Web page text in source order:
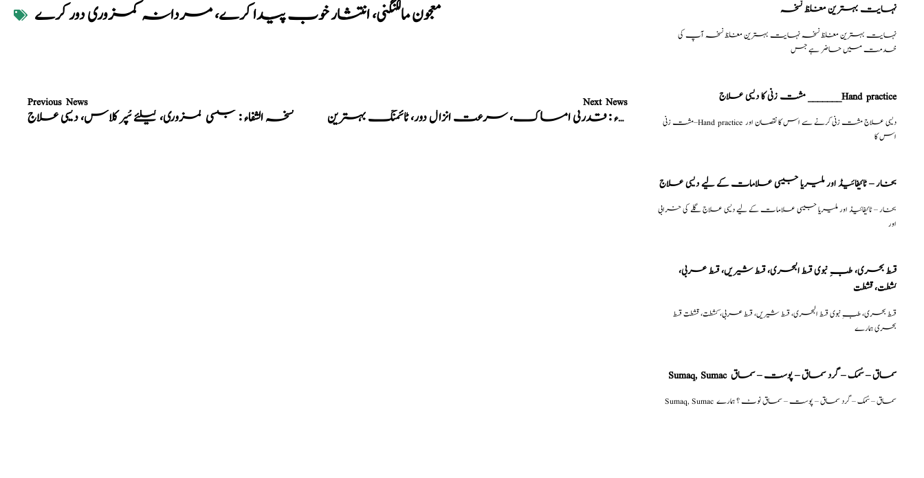
معجون مالکنگنی، انتشار خوب پیدا کرے، مردانہ کمزوری دور کرے
Previous News
نسخہ الشفاء : جنسی کمزوری، کیلئے سُپر کلاس، دیسی علاج
Next News
نسخہ الشفاء : قدرتی امساک، سرعت انزال دور، ٹائمنگ بہترین
نہایت بہترین مغلظ نسخہ
نہایت بہترین مغلظ نسخہ نہایت بہترین مغلظ نسخہ آپ کی
خدمت میں حاضر ہے جس
مشت زنی کا دیسی علاج _______Hand practice
مشت زنی–Hand practice دیسی علاج مشت زنی کرنے سے اس کا نقصان اور
اس کا
بخار – ٹائیفائیڈ اور ملیریا جیسی علامات کے لیے دیسی علاج
بخار – ٹائیفائیڈ اور ملیریا جیسی علامات کے لیے دیسی علاج گلے کی خرابی
اور
قسط بحری، طبِ نبوی قسط البحری، قسط شیریں، قسط عربی،
كشطت، قشطت
بحری ہمارے
Sumaq, Sumac سماق – سُمک – گرد سماق – پوست – سماق
Sumaq, Sumac سماق – سُمک – گرد سماق – پوست – سماق نوٹ ؟ ہمارے